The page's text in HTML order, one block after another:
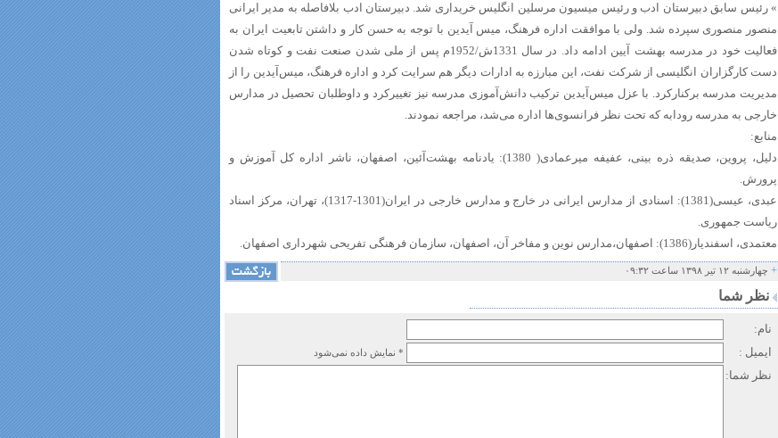
» رئیس سابق دبیرستان ادب و رئیس میسیون مرسلین انگلیس خریداری شد. دبیرستان ادب بلافاصله به مدیر ایرانی
منصور منصوری سپرده شد. ولی با موافقت اداره فرهنگ، میس آیدین با توجه به حسن کار و داشتن تابعیت ایران به
فعالیت خود در مدرسه بهشت آیین ادامه داد. در سال 1331ش‌/1952م پس از ملی شدن صنعت نفت و کوتاه شدن
دست کارگزاران انگلیسی از شرکت نفت، این مبارزه به ادارات دیگر هم سرایت کرد و اداره فرهنگ، میس‌آیدین را از
مدیریت مدرسه برکنارکرد. با عزل میس‌آیدین ترکیب دانش‌آموزی مدرسه نیز تغییرکرد و داوطلبان تحصیل در مدارس
خارجی به مدرسه رودابه که تحت نظر فرانسوی‌ها اداره می‌شد، مراجعه نمودند.
منابع:
دلیل، پروین، صدیقه ذره بینی، عفیفه میرعمادی( 1380): یادنامه بهشت‌آئین، اصفهان، ناشر اداره کل آموزش و
پرورش.
عبدی، عیسی(1381): اسنادی از مدارس ایرانی در خارج و مدارس خارجی در ایران(1301-1317)، تهران، مرکز اسناد
ریاست جمهوری.
معتمدی، اسفندیار(1386): اصفهان،مدارس نوین و مفاخر‌ آن، اصفهان، سازمان فرهنگی تفریحی شهرداری اصفهان.
+ چهارشنبه ۱۲ تیر ۱۳۹۸ ساعت ۰۹:۳۲
نظر شما
نام:
ایمیل :
* نمایش داده نمی‌شود
نظر شما: